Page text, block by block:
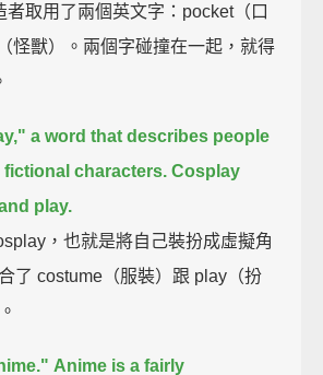
者取用了兩個英文字：pocket（口
怪獸）。兩個字碰撞在一起，就得
a word that describes people
characters. Cosplay
play.
，也就是將自己裝扮成虛擬角
了 costume（服裝）跟 play（扮
Anime is a fairly